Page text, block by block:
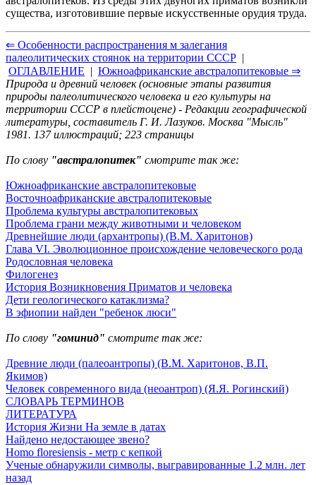
существа, изготовившие первые искусственные орудия труда.
⇐ Особенности распространения м залегания
палеолитических стоянок на территории СССР |
ОГЛАВЛЕНИЕ | Южноафриканские австралопитековые ⇒
Природа и древний человек (основные этапы развития
природы палеолитического человека и его культуры на
территории СССР в плейстоцене) - Редакции географической
литературы, составитель Г. И. Лазуков. Москва "Мысль"
1981. 137 иллюстраций; 223 страницы
По слову "австралопитек" смотрите так же:
Южноафриканские австралопитековые
Восточноафриканские австралопитековые
Проблема культуры австралопитековых
Проблема грани между животными и человеком
Древнейшие люди (архантропы) (В.М. Харитонов)
Глава VI. Эволюционное происхождение человеческого рода
Родословная человека
Филогенез
История Возникновения Приматов и человека
Дети геологического катаклизма?
В эфиопии найден "ребенок люси"
По слову "гоминид" смотрите так же:
Древние люди (палеоантропы) (В.М. Харитонов, В.П.
Якимов)
Человек современного вида (неоантроп) (Я.Я. Рогинский)
СЛОВАРЬ ТЕРМИНОВ
ЛИТЕРАТУРА
История Жизни На земле в датах
Найдено недостающее звено?
Homo floresiensis - метр с кепкой
Ученые обнаружили символы, выгравированные 1.2 млн. лет
назад